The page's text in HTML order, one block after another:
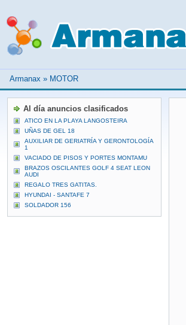
Armanax » MOTOR
Al día anuncios clasificados
ATICO EN LA PLAYA LANGOSTEIRA
UÑAS DE GEL 18
AUXILIAR DE GERIATRÍA Y GERONTOLOGÍA
1
VACIADO DE PISOS Y PORTES MONTAMU
BRAZOS OSCILANTES GOLF 4 SEAT LEON
AUDI
REGALO TRES GATITAS.
HYUNDAI - SANTAFE 7
SOLDADOR 156